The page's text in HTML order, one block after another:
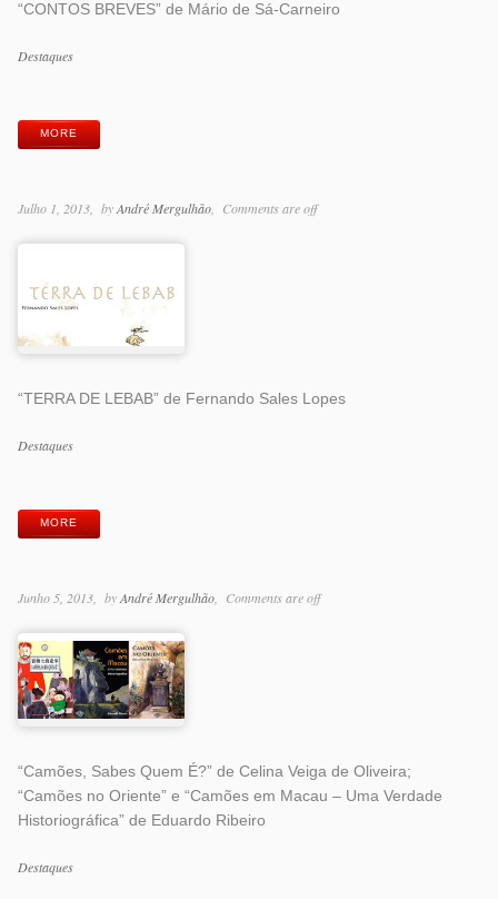
“CONTOS BREVES” de Mário de Sá-Carneiro
Categorias
Destaques
MORE
Julho 1, 2013 byAndré Mergulhão Comments are off
“TERRA DE LEBAB” de Fernando Sales Lopes
Categorias
Destaques
MORE
Junho 5, 2013 byAndré Mergulhão Comments are off
“Camões, Sabes Quem É?” de Celina Veiga de Oliveira;
“Camões no Oriente” e “Camões em Macau – Uma Verdade
Historiográfica” de Eduardo Ribeiro
Categorias
Destaques